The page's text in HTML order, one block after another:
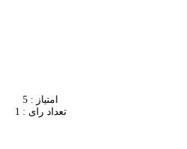
امتیاز : 5
تعداد رای : 1